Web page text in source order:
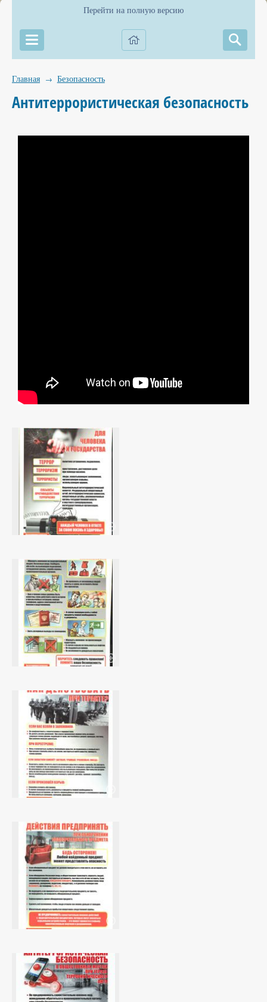
Перейти на полную версию
Главная → Безопасность
Антитеррористическая безопасность